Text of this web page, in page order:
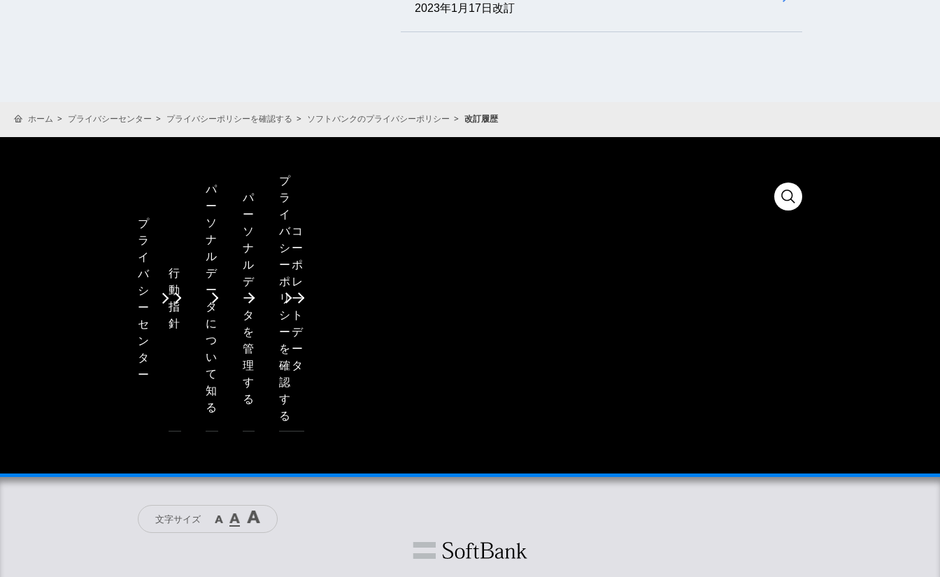
2023年1月17日改訂
ホーム プライバシーセンター プライバシーポリシーを確認する ソフトバンクのプライバシーポリシー 改訂履歴
プ
ラ
イ
バ
シ
ー
セ
ン
タ
ー
行
動
指
針
パ
ー
ソ
ナ
ル
デ
ー
タ
に
つ
い
て
知
る
パ
ー
ソ
ナ
ル
デ
ー
タ
を
管
理
す
る
プ
ラ
イ
バ
シ
ー
ポ
リ
シ
ー
を
確
認
す
る
コ
ー
ポ
レ
ー
ト
デ
ー
タ
文字サイズ